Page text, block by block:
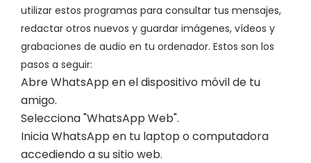
utilizar estos programas para consultar tus mensajes,
redactar otros nuevos y guardar imágenes, vídeos y
grabaciones de audio en tu ordenador. Estos son los
pasos a seguir:
Abre WhatsApp en el dispositivo móvil de tu
amigo.
Selecciona "WhatsApp Web".
Inicia WhatsApp en tu laptop o computadora
accediendo a su sitio web.